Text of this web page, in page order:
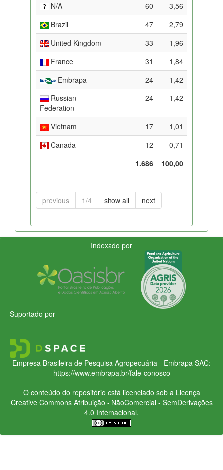
N/A
60
3,56
Brazil
47
2,79
United Kingdom
33
1,96
France
31
1,84
Embrapa
24
1,42
Russian
Federation
24 1,42
Vietnam 17
1,01
Canada
12
0,71
1.686
100,00
previous 1/4 show all next
Indexado por
Suportado por
Empresa Brasileira de Pesquisa Agropecuária - Embrapa SAC:
https://www.embrapa.br/fale-conosco
O conteúdo do repositório está licenciado sob a Licença
Creative CommonsAtribuição - NãoComercial - SemDerivações
4.0 Internacional.